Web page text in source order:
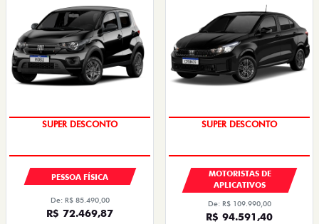
SUPER DESCONTO
PESSOA FÍSICA
De: R$ 85.490,00
R$ 72.469,87
SUPER DESCONTO
MOTORISTAS DE
APLICATIVOS
De: R$ 109.990,00
R$ 94.591,40